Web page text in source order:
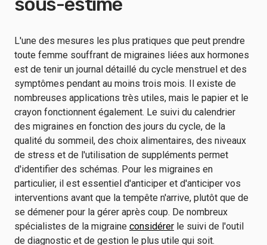
L'une des mesures les plus pratiques que peut prendre
toute femme souffrant de migraines liées aux hormones
est de tenir un journal détaillé du cycle menstruel et des
symptômes pendant au moins trois mois. Il existe de
nombreuses applications très utiles, mais le papier et le
crayon fonctionnent également. Le suivi du calendrier
des migraines en fonction des jours du cycle, de la
qualité du sommeil, des choix alimentaires, des niveaux
de stress et de l'utilisation de suppléments permet
d'identifier des schémas. Pour les migraines en
particulier, il est essentiel d'anticiper et d'anticiper vos
interventions avant que la tempête n'arrive, plutôt que de
se démener pour la gérer après coup. De nombreux
spécialistes de la migraine considérer le suivi de l'outil
de diagnostic et de gestion le plus utile qui soit.